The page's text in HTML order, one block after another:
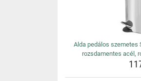
Alda pedálos szemetes
rozsdamentes acél,